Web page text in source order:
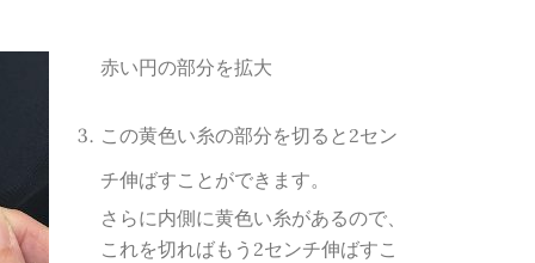
赤い円の部分を拡大
この黄色い糸の部分を切ると2セン
チ伸ばすことができます。
さらに内側に黄色い糸があるので、
これを切ればもう2センチ伸ばすこ